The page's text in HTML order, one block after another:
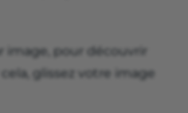
image, pour découvrir
glissez votre image